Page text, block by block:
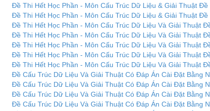
Đề Thi Hết Học Phần - Môn Cấu Trúc Dữ Liệu & Giải Thuật Đề
Đề Thi Hết Học Phần - Môn Cấu Trúc Dữ Liệu & Giải Thuật Đề
Đề Thi Hết Học Phần - Môn Cấu Trúc Dữ Liệu Và Giải Thuật
Đề Thi Hết Học Phần - Môn Cấu Trúc Dữ Liệu Và Giải Thuật
Đề Thi Hết Học Phần - Môn Cấu Trúc Dữ Liệu Và Giải Thuật
Đề Thi Hết Học Phần - Môn Cấu Trúc Dữ Liệu Và Giải Thuật
Đề Thi Hết Học Phần - Môn Cấu Trúc Dữ Liệu Và Giải Thuật
Đề Cấu Trúc Dữ Liệu Và Giải Thuật Có Đáp Án Cài Đặt Bằng
Đề Cấu Trúc Dữ Liệu Và Giải Thuật Có Đáp Án Cài Đặt Bằng
Đề Cấu Trúc Dữ Liệu Và Giải Thuật Có Đáp Án Cài Đặt Bằng
Đề Cấu Trúc Dữ Liệu Và Giải Thuật Có Đáp Án Cài Đặt Bằng